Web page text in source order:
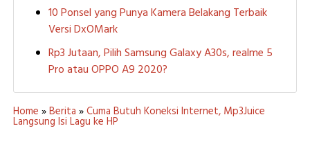
10 Ponsel yang Punya Kamera Belakang Terbaik
Versi DxOMark
Rp3 Jutaan, Pilih Samsung Galaxy A30s, realme 5
Pro atau OPPO A9 2020?
Home »Berita »Cuma Butuh Koneksi Internet, Mp3Juice
Langsung Isi Lagu ke HP